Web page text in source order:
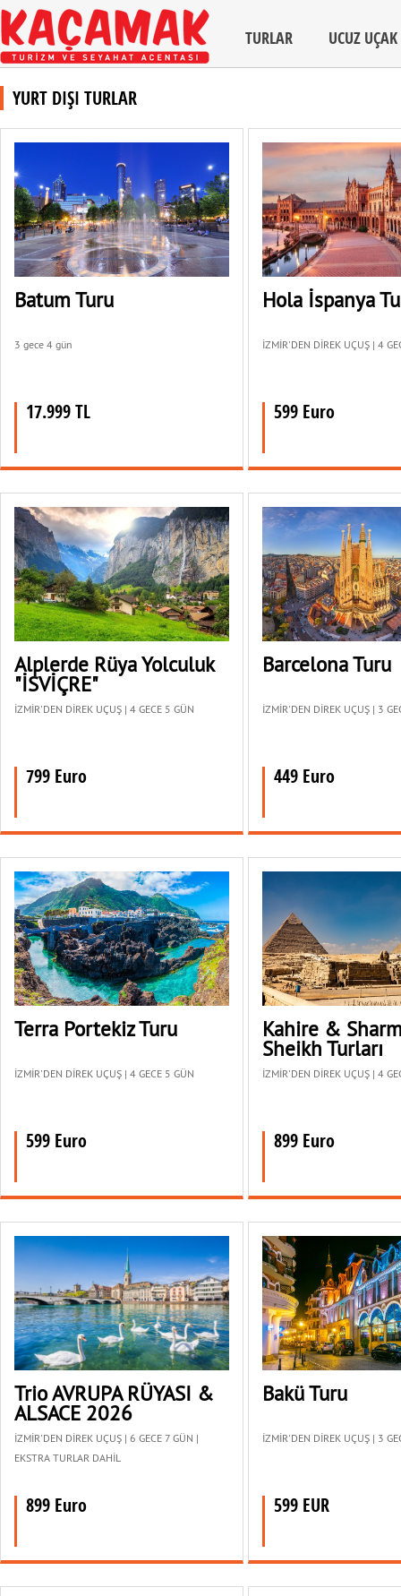
TURLAR UCUZ
YURT DIŞI TURLAR
Batum Turu
3 gece 4 gün
17.999 TL
Hola İspanya
İZMİR'DEN DİREK UÇUŞ | 4
599 Euro
Alplerde Rüya Yolculuk
"İSVİÇRE"
İZMİR'DEN DİREK UÇUŞ | 4 GECE 5 GÜN
799 Euro
Barcelona Turu
İZMİR'DEN DİREK UÇUŞ | 3
449 Euro
Terra Portekiz Turu
İZMİR'DEN DİREK UÇUŞ | 4 GECE 5 GÜN
599 Euro
Kahire &
Sheikh Turları
İZMİR'DEN DİREK UÇUŞ | 4
899 Euro
Trio AVRUPA RÜYASI &
ALSACE 2026
İZMİR'DEN DİREK UÇUŞ | 6 GECE 7 GÜN |
EKSTRA TURLAR DAHİL
899 Euro
Bakü Turu
İZMİR'DEN DİREK UÇUŞ | 3
599 EUR